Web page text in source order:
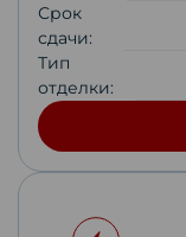
Срок
сдачи:
Тип
отделки: